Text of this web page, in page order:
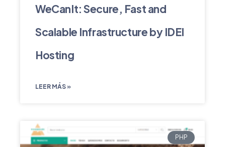
WeCanIt: Secure, Fast and
Scalable Infrastructure by IDEI
Hosting
LEER MÁS »
PHP